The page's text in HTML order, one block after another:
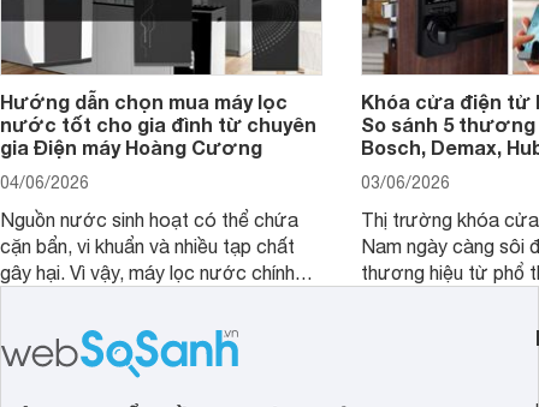
Hướng dẫn chọn mua máy lọc
nước tốt cho gia đình từ chuyên
gia Điện máy Hoàng Cương
04/06/2026
Nguồn nước sinh hoạt có thể chứa
cặn bẩn, vi khuẩn và nhiều tạp chất
gây hại. Vì vậy, máy lọc nước chính
sức khỏe và đảm bảo nguồn nước
sạch cho cả gia đình.
Khóa cửa điện tử
So sánh 5 thương
Bosch, Demax,
03/06/2026
Thị trường khóa
Nam ngày càng sôi
thương hiệu từ phổ
cửa điện tử hãng
sẽ so sánh 5